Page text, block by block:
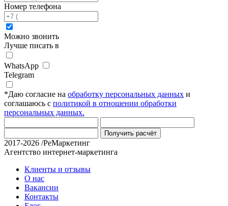
Номер телефона
Можно звонить
Лучше писать в
WhatsApp
Telegram
*Даю согласие на обработку персональных данных и
соглашаюсь с политикой в отношении обработки
персональных данных.
Получить расчёт
2017-2026 /РеМаркетинг
Агентство интернет-маркетинга
Клиенты и отзывы
О нас
Вакансии
Контакты